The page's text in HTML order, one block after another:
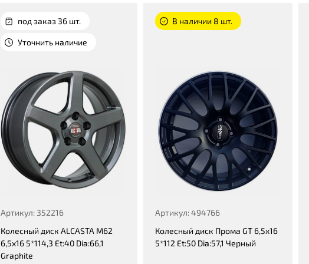
под заказ 36 шт.
Уточнить наличие
Артикул: 352216
Колесный диск ALCASTA M62
6,5x16 5*114,3 Et:40 Dia:66,1
Graphite
В наличии 8 шт.
Артикул: 494766
Колесный диск Прома GT 6,5x16
5*112 Et:50 Dia:57,1 Черный